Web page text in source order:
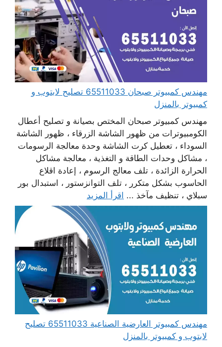
مهندس كمبيوتر صبحان 65511033 تصليح لابتوب و
كمبيوتر بالمنزل
مهندس كمبيوتر صبحان المختص بصيانة و تصليح أعطال
الكومبيوترات من ظهور الشاشة الزرقاء ، ظهور الشاشة
السوداء ، تعطيل كرت الشاشة وحدة معالجة الرسومات
، مشاكل وحدات الطاقة و التغذية ، معالجة مشاكل
الحرارة الزائدة ، تلف معالج الرسوم ، إعادة اقلاع
الحاسوب بشكل متكرر ، تلف التوانزستور ، استبدال بور
سبلاي ، تنظيف مآخذ ... اقرأ المزيد
مهندس كمبيوتر العارضية الصناعية 65511033 تصليح
لابتوب و كمبيوتر بالمنزل